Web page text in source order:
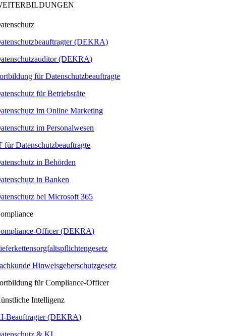
(DEKRA)
(DEKRA)
für Datenschutzbeauftragte
für Betriebsräte
im Online Marketing
im Personalwesen
für Datenschutzbeauftragte
in Behörden
in Banken
bei Microsoft 365
Officer (DEKRA)
Hinweisgeberschutzgesetz
für Compliance-Officer
Intelligenz
Beauftragter (DEKRA)
& KI